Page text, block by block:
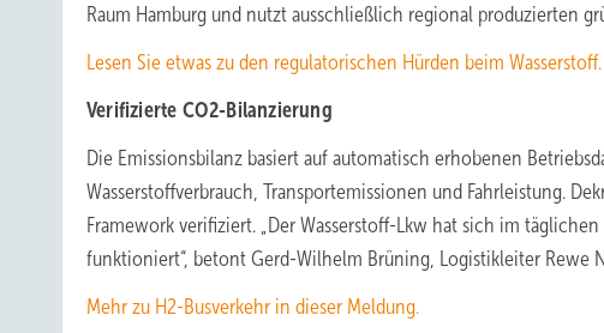
Raum Hamburg und nutzt ausschließlich regional produzierten
Lesen Sie etwas zu den regulatorischen Hürden beim Wasserstoff.
Verifizierte CO2-Bilanzierung
Die Emissionsbilanz basiert auf automatisch erhobenen
Wasserstoffverbrauch, Transportemissionen und Fahrleistung.
Framework verifiziert. „Der Wasserstoff-Lkw hat sich im
funktioniert“, betont Gerd-Wilhelm Brüning, Logistikleiter Rewe
Mehr zu H2-Busverkehr in dieser Meldung.